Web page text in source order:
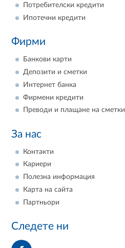
Потребителски кредити
Ипотечни кредити
Фирми
Банкови карти
Депозити и сметки
Интернет банка
Фирмени кредити
Преводи и плащане на сметки
За нас
Контакти
Кариери
Полезна информация
Карта на сайта
Партньори
Следете ни